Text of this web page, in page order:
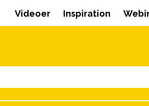
Videoer Inspiration